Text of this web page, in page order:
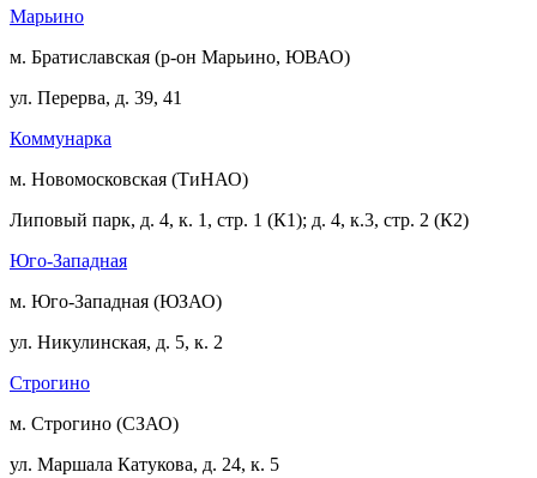
Марьино
м. Братиславская (р-он Марьино, ЮВАО)
ул. Перерва, д. 39, 41
Коммунарка
м. Новомосковская (ТиНАО)
Липовый парк, д. 4, к. 1, стр. 1 (К1); д. 4, к.3, стр. 2 (К2)
Юго-Западная
м. Юго-Западная (ЮЗАО)
ул. Никулинская, д. 5, к. 2
Строгино
м. Строгино (СЗАО)
ул. Маршала Катукова, д. 24, к. 5